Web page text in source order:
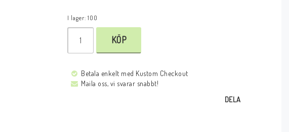
I lager: 100
KÖP
Betala enkelt med Kustom Checkout
Maila oss, vi svarar snabbt!
DELA